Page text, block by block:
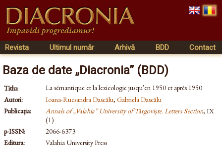
Revista Ultimul număr Arhivă BDD Contact
Baza de date „Diacronia” (BDD)
Titlu:
La sémantique et la lexicologie jusqu’en 1950 et après 1950
Autori:
Ioana-Rucsandra Dascălu, Gabriela Dascălu
Publicația:
Annals of „Valahia” University of Târgovişte. Letters Section, IX
(1)
p-ISSN:
2066-6373
Editura:
Valahia University Press